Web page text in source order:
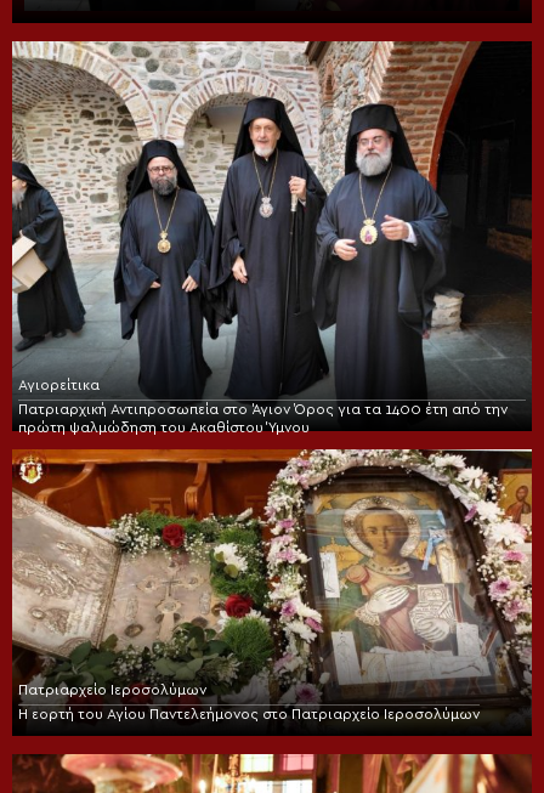
Αγιορείτικα
Πατριαρχική Αντιπροσωπεία στο Άγιον Όρος για τα 1400 έτη από την
πρώτη ψαλμώδηση του Ακαθίστου Ύμνου
Πατριαρχείο Ιεροσολύμων
Η εορτή του Αγίου Παντελεήμονος στο Πατριαρχείο Ιεροσολύμων